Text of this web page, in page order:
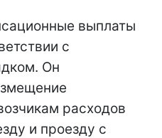
выплаты
с
Он
расходов
и проезду с